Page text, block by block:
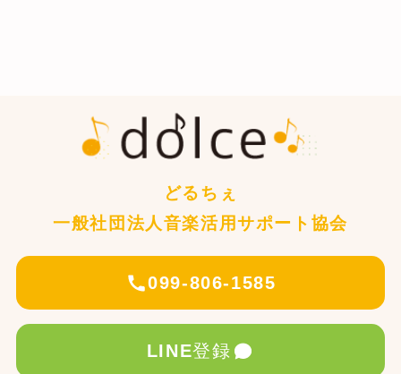
どるちぇ
一般社団法人音楽活用サポート協会
099-806-1585
LINE登録